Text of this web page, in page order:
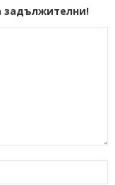
задължителни!